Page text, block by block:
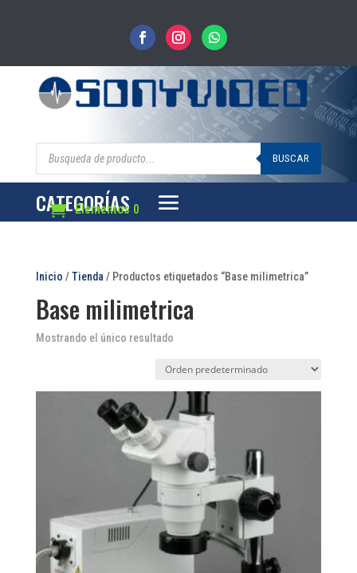
Búsqueda
BUSCAR
Elementos 0
CATEGORÍAS
Inicio /Tienda / Productos etiquetados “Base milimetrica”
Base milimetrica
Mostrando el único resultado